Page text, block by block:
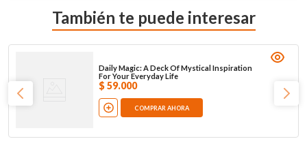
También te puede interesar
Daily Magic: A Deck Of Mystical Inspiration
For Your Everyday Life
$ 59.000
COMPRAR AHORA